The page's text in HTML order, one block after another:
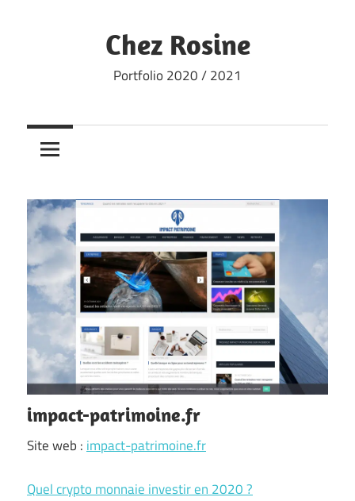
Chez Rosine
Portfolio 2020 / 2021
impact-patrimoine.fr
Site web : impact-patrimoine.fr
Quel crypto monnaie investir en 2020 ?